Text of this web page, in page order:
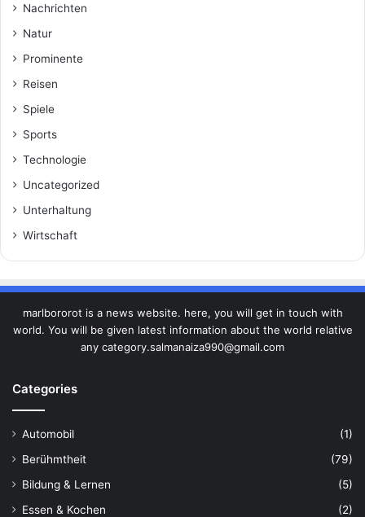
Nachrichten
Natur
Prominente
Reisen
Spiele
Sports
Technologie
Uncategorized
Unterhaltung
Wirtschaft
marlbororot is a news website. here, you will get in touch with
world. You will be given latest information about the world relative
any category.salmanaiza990@gmail.com
Categories
Automobil
(1)
Berühmtheit
(79)
Bildung & Lernen
(5)
Essen & Kochen
(2)